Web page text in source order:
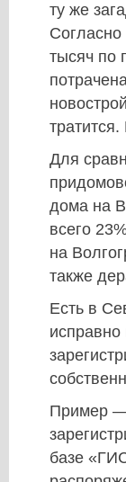
ту же
тысяч по
Для
дома на
всего
на
также
Есть в
Пример —
базе